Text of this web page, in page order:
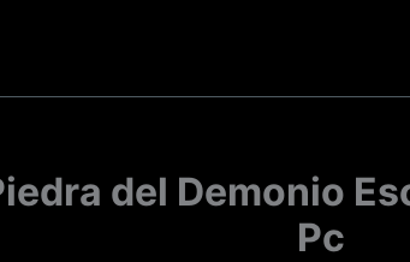
del Demonio
Pc